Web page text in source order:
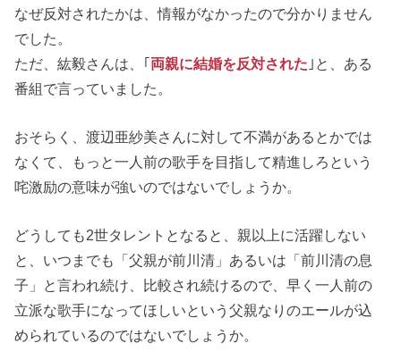
なぜ反対されたかは、情報がなかったので分かりません
でした。
ただ、紘毅さんは、｢両親に結婚を反対された ｣と、ある
番組で言っていました。
おそらく、渡辺亜紗美さんに対して不満があるとかでは
なくて、もっと一人前の歌手を目指して精進しろという
咤激励の意味が強いのではないでしょうか。
どうしても2世タレントとなると、親以上に活躍しない
と、いつまでも「父親が前川清」あるいは「前川清の息
子」と言われ続け、比較され続けるので、早く一人前の
立派な歌手になってほしいという父親なりのエールが込
められているのではないでしょうか。